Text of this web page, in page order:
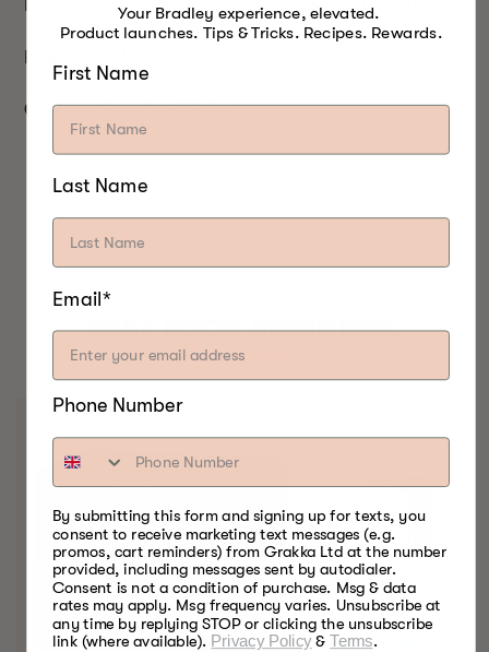
Étape 9 : Laissez reposer votre canard 10 minutes
Créé parBrandon Tobias
BEST FOOD SMOKERS.
JAMAIS.
Your Bradley experience, elevated.
Product launches. Tips & Tricks. Recipes. Rewards.
First Name
Last Name
Email*
Phone Number
By submitting this form and signing up for texts, you
consent to receive marketing text messages (e.g.
promos, cart reminders) from Grakka Ltd at the number
provided, including messages sent by autodialer.
Consent is not a condition of purchase. Msg & data
rates may apply. Msg frequency varies. Unsubscribe at
any time by replying STOP or clicking the unsubscribe
link (where available). Privacy Policy&Terms.